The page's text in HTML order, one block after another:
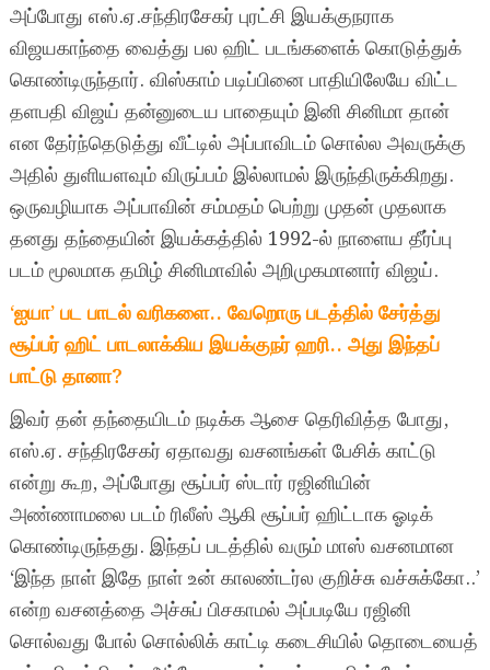
அப்போது எஸ்.ஏ.சந்திரசேகர் புரட்சி இயக்குநராக
விஜயகாந்தை வைத்து பல ஹிட் படங்களைக் கொடுத்துக்
கொண்டிருந்தார். விஸ்காம் படிப்பினை பாதியிலேயே விட்ட
தளபதி விஜய் தன்னுடைய பாதையும் இனி சினிமா தான்
என தேர்ந்தெடுத்து வீட்டில் அப்பாவிடம் சொல்ல அவருக்கு
அதில் துளியளவும் விருப்பம் இல்லாமல் இருந்திருக்கிறது.
ஒருவழியாக அப்பாவின் சம்மதம் பெற்று முதன் முதலாக
தனது தந்தையின் இயக்கத்தில் 1992-ல் நாளைய தீர்ப்பு
படம் மூலமாக தமிழ் சினிமாவில் அறிமுகமானார் விஜய்.
‘ஐயா’ பட பாடல் வரிகளை.. வேறொரு படத்தில் சேர்த்து
சூப்பர் ஹிட் பாடலாக்கிய இயக்குநர் ஹரி.. அது இந்தப்
பாட்டு தானா?
இவர் தன் தந்தையிடம் நடிக்க ஆசை தெரிவித்த போது,
எஸ்.ஏ. சந்திரசேகர் ஏதாவது வசனங்கள் பேசிக் காட்டு
என்று கூற, அப்போது சூப்பர் ஸ்டார் ரஜினியின்
அண்ணாமலை படம் ரிலீஸ் ஆகி சூப்பர் ஹிட்டாக ஓடிக்
கொண்டிருந்தது. இந்தப் படத்தில் வரும் மாஸ் வசனமான
‘இந்த நாள் இதே நாள் உன் காலண்டர்ல குறிச்சு வச்சுக்கோ..’
என்ற வசனத்தை அச்சுப் பிசகாமல் அப்படியே ரஜினி
சொல்வது போல் சொல்லிக் காட்டி கடைசியில் தொடையைத்